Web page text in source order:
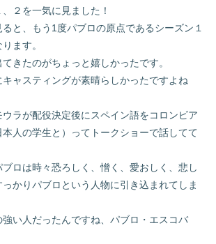
２を一気に見ました！
と、もう1度パブロの原点であるシーズン１
ます。
きたのがちょっと嬉しかったです。
ャスティングが素晴らしかったですよね
ラが配役決定後にスペイン語をコロンビア
人の学生と）ってトークショーで話してて
ロは時々恐ろしく、憎く、愛おしく、悲し
かりパブロという人物に引き込まれてしま
い人だったんですね、パブロ・エスコバ